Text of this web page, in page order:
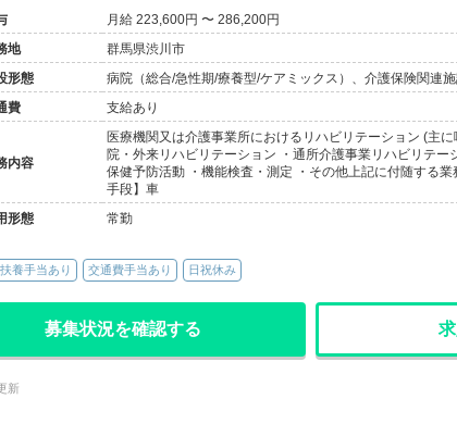
月給 223,600円 〜 286,200円
地
群馬県渋川市
形態
病院（総合/急性期/療養型/ケアミックス）、介護保険関連
ハ）
費 支給あり
内容
医療機関又は介護事業所におけるリハビリテーション (主
院・外来リハビリテーション ・通所介護事業リハビリテー
保健予防活動 ・機能検査・測定 ・その他上記に付随する
手段】車
形態
常勤
扶養手当あり 交通費手当あり 日祝休み
募集状況を確認する
新